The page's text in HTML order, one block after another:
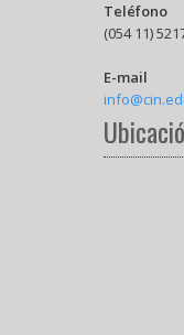
Teléfono
(054 11)
E-mail